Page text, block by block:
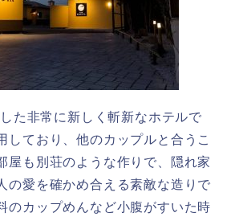
た非常に新しく斬新なホテルで
しており、他のカップルと合うこ
屋も別荘のような作りで、隠れ家
の愛を確かめ合える素敵な造りで
のカップめんなど小腹がすいた時